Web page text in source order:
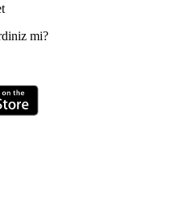
mi?